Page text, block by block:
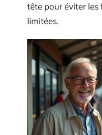
tête pour éviter les
limitées.